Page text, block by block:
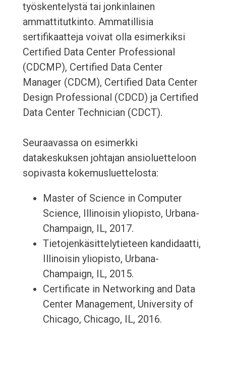
työskentelystä tai jonkinlainen
ammattitutkinto. Ammatillisia
sertifikaatteja voivat olla esimerkiksi
Certified Data Center Professional
(CDCMP), Certified Data Center
Manager (CDCM), Certified Data Center
Design Professional (CDCD) ja Certified
Data Center Technician (CDCT).
Seuraavassa on esimerkki
datakeskuksen johtajan ansioluetteloon
sopivasta kokemusluettelosta:
Master of Science in Computer
Science, Illinoisin yliopisto, Urbana-
Champaign, IL, 2017.
Tietojenkäsittelytieteen kandidaatti,
Illinoisin yliopisto, Urbana-
Champaign, IL, 2015.
Certificate in Networking and Data
Center Management, University of
Chicago, Chicago, IL, 2016.